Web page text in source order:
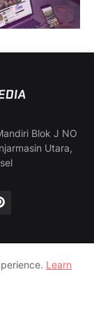
Blok J NO
Utara,
Learn